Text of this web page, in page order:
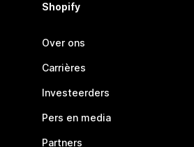
Shopify
Over ons
Carrières
Investeerders
Pers en media
Partners